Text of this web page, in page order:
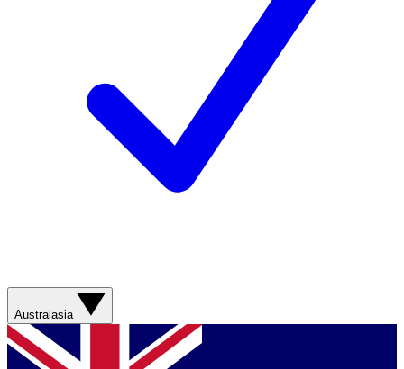
Australasia